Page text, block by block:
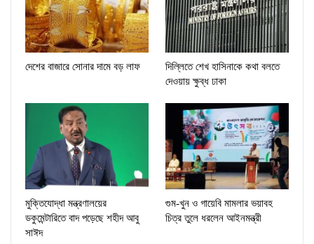
দেশের বাজারে সোনার দামে বড় লাফ
দিল্লিতে শেখ হাসিনাকে কথা বলতে
দেওয়ায় ক্ষুব্ধ ঢাকা
মুক্তিযোদ্ধা মন্ত্রণালয়ের
ডকুমেন্টারিতে বাদ পড়েছে শহীদ আবু
সাঈদ
গুম-খুন ও গায়েবি মামলার ভয়াবহ
চিত্র তুলে ধরলেন আইনমন্ত্রী